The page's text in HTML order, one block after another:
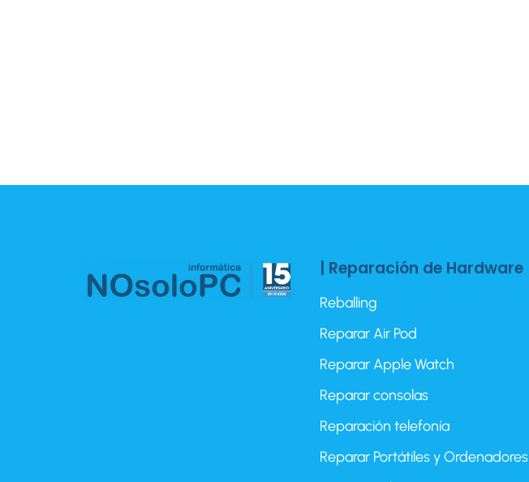
| Reparación de Hardware
Reballing
Reparar Air Pod
Reparar Apple Watch
Reparar consolas
Reparación telefonía
Reparar Portátiles y Ordenadores